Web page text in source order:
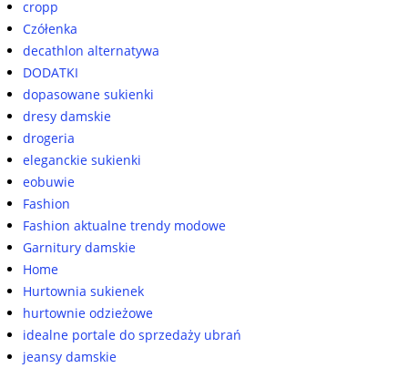
cropp
Czółenka
decathlon alternatywa
DODATKI
dopasowane sukienki
dresy damskie
drogeria
eleganckie sukienki
eobuwie
Fashion
Fashion aktualne trendy modowe
Garnitury damskie
Home
Hurtownia sukienek
hurtownie odzieżowe
idealne portale do sprzedaży ubrań
jeansy damskie